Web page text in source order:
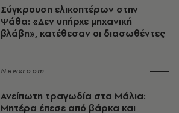
Σύγκρουση ελικοπτέρων στην
Ψάθα: «Δεν υπήρχε μηχανική
βλάβη», κατέθεσαν οι διασωθέντες
Newsroom
Ανείπωτη τραγωδία στα Μάλια:
Μητέρα έπεσε από βάρκα και